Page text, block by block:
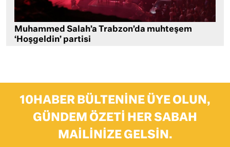
Muhammed Salah’a Trabzon’da muhteşem
‘Hoşgeldin’ partisi
10HABER BÜLTENINE ÜYE OLUN,
GÜNDEM ÖZETI HER SABAH
MAILINIZE GELSIN.